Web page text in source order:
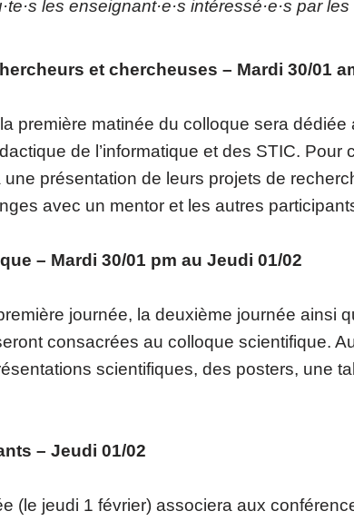
les enseignant·e·s intéressé·e·s par
et chercheuses – Mardi 30/01
première matinée du colloque sera
de l’informatique et des STIC. Pour
présentation de leurs projets de
avec un mentor et les autres
– Mardi 30/01 pm au Jeudi 01/02
journée, la deuxième journée ainsi
consacrées au colloque scientifique.
scientifiques, des posters, une
– Jeudi 01/02
(le jeudi 1 février) associera aux